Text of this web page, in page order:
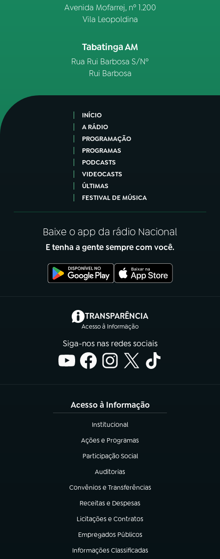
Avenida Mofarrej, nº 1.200
Vila Leopoldina
Tabatinga AM
Rua Rui Barbosa S/Nº
Rui Barbosa
INÍCIO
A RÁDIO
PROGRAMAÇÃO
PROGRAMAS
PODCASTS
VIDEOCASTS
ÚLTIMAS
FESTIVAL DE MÚSICA
Baixe o app da rádio Nacional
E tenha a gente sempre com você.
TRANSPARÊNCIA
Acesso à Informação
(abre em nova aba)
Siga-nos nas redes sociais
Acesso à Informação
Institucional
(abre em nova aba)
Ações e Programas
(abre em nova aba)
Participação Social
(abre em nova aba)
Auditorias
(abre em nova aba)
Convênios e Transferências
(abre em nova aba)
Receitas e Despesas
(abre em nova aba)
Licitações e Contratos
(abre em nova aba)
Empregados Públicos
(abre em nova aba)
Informações Classificadas
(abre em nova aba)